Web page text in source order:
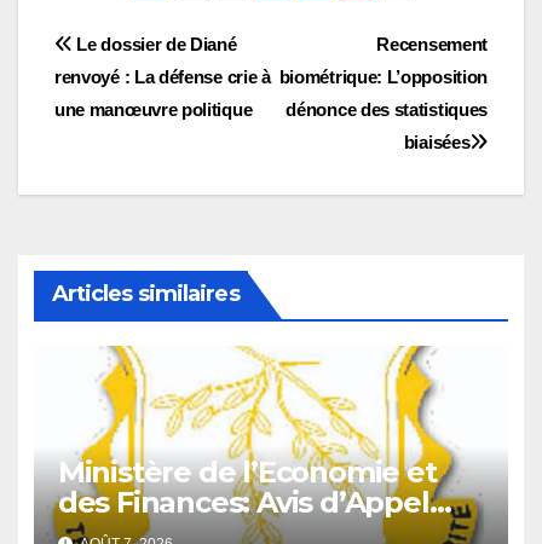
Navigation
de
Recensement
biométrique: L’opposition
dénonce des statistiques
biaisées
Le dossier de Diané
renvoyé : La défense crie à
une manœuvre politique
Articles similaires
Ministère de l’Economie et
des Finances: Avis d’Appel
d’Offres pour l’Achat de